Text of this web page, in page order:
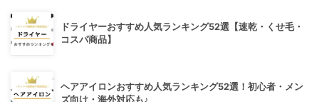
ドライヤーおすすめ人気ランキング52選【速乾・くせ毛・
コスパ商品】
ヘアアイロンおすすめ人気ランキング52選！初心者・メン
ズ向け・海外対応も♪